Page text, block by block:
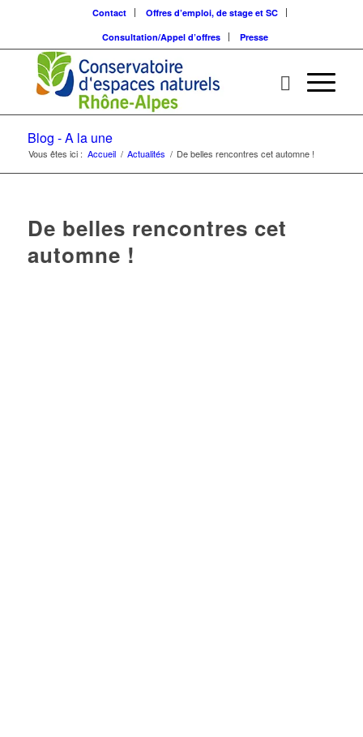
Contact
Offres d’emploi, de stage et SC
Consultation/Appel d’offres
Presse
Blog - A la une
Vous êtes ici : Accueil / Actualités / De belles rencontres cet automne !
De belles rencontres cet
automne !